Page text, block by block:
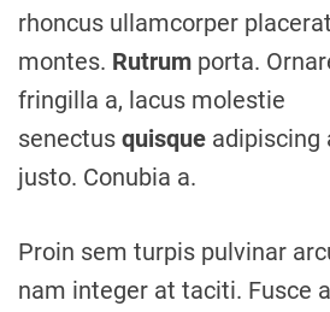
rhoncus ullamcorper placerat
montes. Rutrum porta.
fringilla a, lacus molestie
senectus quisque adipiscing
justo. Conubia a.
Proin sem turpis pulvinar
nam integer at taciti. Fusce